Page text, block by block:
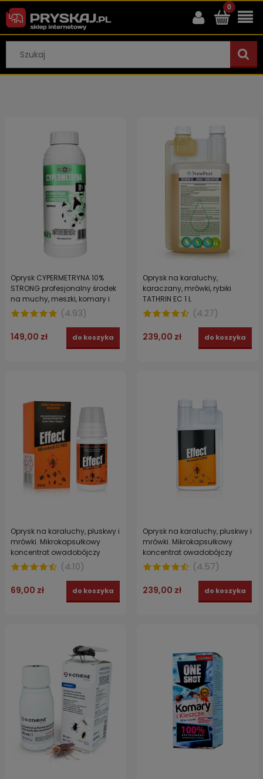
Oprysk CYPERMETRYNA 10%
STRONG profesjonalny środek
na muchy, meszki, komary i
pająki 1 l
(4.93)
149,00 zł do koszyka
Oprysk na karaluchy,
karaczany, mrówki, rybiki
TATHRIN EC 1 L
(4.27)
239,00 zł do koszyka
Oprysk na karaluchy, pluskwy i
mrówki. Mikrokapsułkowy
koncentrat owadobójczy
EFFECT MICROTECH CS PRO 100
ml
(4.10)
69,00 zł do koszyka
Oprysk na karaluchy, pluskwy i
mrówki. Mikrokapsułkowy
koncentrat owadobójczy
EFFECT MICROTECH CS PRO
500 ml
(4.57)
239,00 zł do koszyka